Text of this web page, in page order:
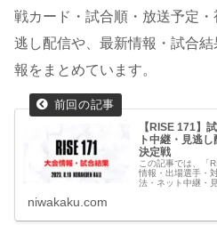
戦カード・試合順・放送予定
逃し配信や、最新情報・試合
報をまとめています。
【RISE 171】
ト中継・見逃
決定戦
この記事では、「
情報・出場選手・
法・ネット中継・
niwakaku.com